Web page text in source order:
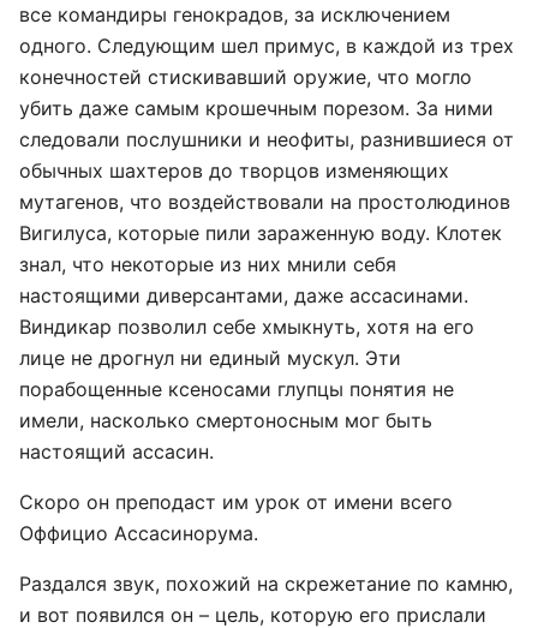
все командиры генокрадов, за исключением
одного. Следующим шел примус, в каждой из трех
конечностей стискивавший оружие, что могло
убить даже самым крошечным порезом. За ними
следовали послушники и неофиты, разнившиеся от
обычных шахтеров до творцов изменяющих
мутагенов, что воздействовали на простолюдинов
Вигилуса, которые пили зараженную воду. Клотек
знал, что некоторые из них мнили себя
настоящими диверсантами, даже ассасинами.
Виндикар позволил себе хмыкнуть, хотя на его
лице не дрогнул ни единый мускул. Эти
порабощенные ксеносами глупцы понятия не
имели, насколько смертоносным мог быть
настоящий ассасин.
Скоро он преподаст им урок от имени всего
Оффицио Ассасинорума.
Раздался звук, похожий на скрежетание по камню,
и вот появился он – цель, которую его прислали